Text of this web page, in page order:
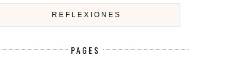
REFLEXIONES
PAGES